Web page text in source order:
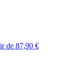
de 87,90 €